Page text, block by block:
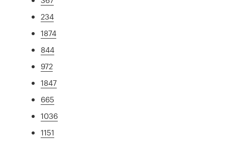
234
1874
844
972
1847
665
1036
1151